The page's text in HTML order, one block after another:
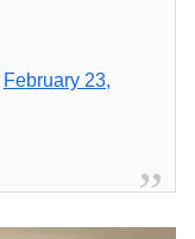
February 23,